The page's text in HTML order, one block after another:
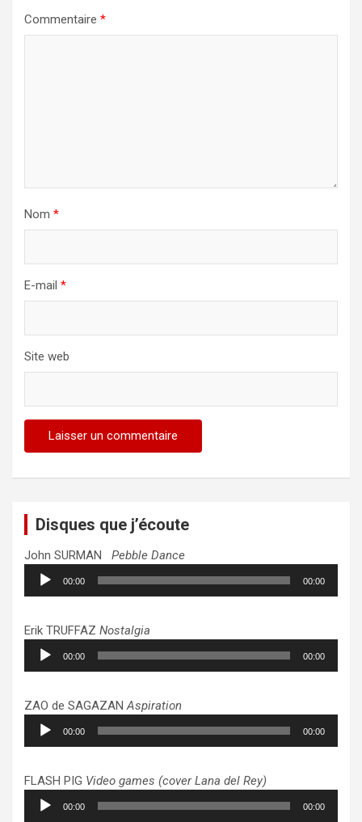
Commentaire *
Nom *
E-mail *
Site web
Disques que j’écoute
John SURMAN Pebble Dance
Lecteur
audio
00:00 00:00
Erik TRUFFAZ Nostalgia
Lecteur
audio
00:00 00:00
ZAO de SAGAZANAspiration
Lecteur
audio
00:00 00:00
FLASH PIG Video games (cover Lana del Rey)
Lecteur
audio
00:00 00:00